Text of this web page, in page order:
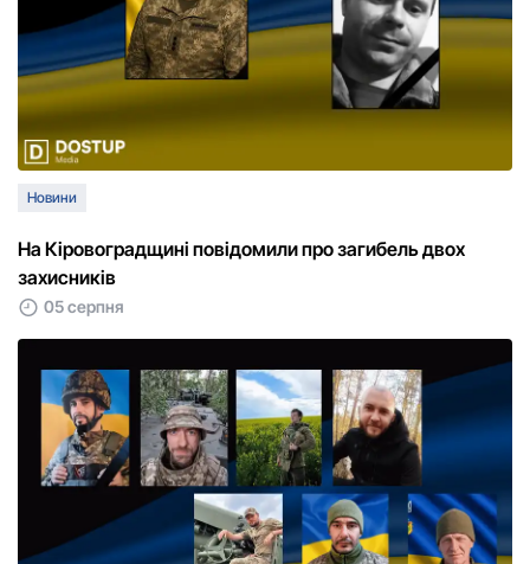
Новини
На Кіровоградщині повідомили про загибель двох
захисників
05 серпня